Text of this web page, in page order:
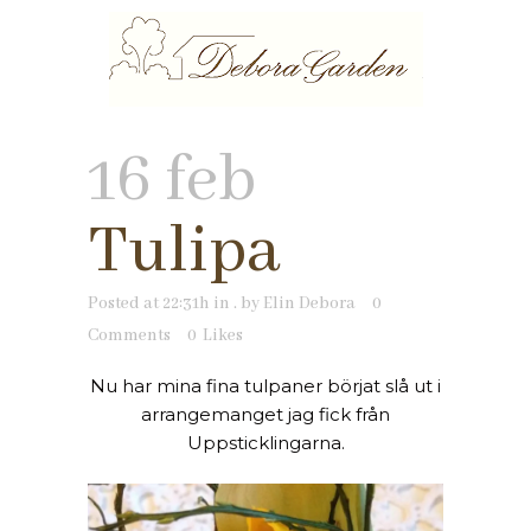
16 feb
Tulipa
Posted at 22:31h in . by Elin Debora
0
Comments
0 Likes
Nu har mina fina tulpaner börjat slå ut i
arrangemanget jag fick från
Uppsticklingarna.